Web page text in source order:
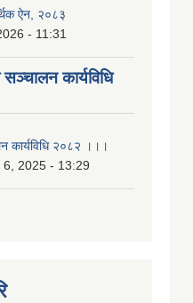
ऐन, २०८३
- 11:31
कार्यविधि
कार्यविधि २०८२ ।।।
6, 2025 - 13:29